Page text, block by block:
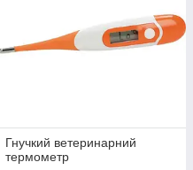
Гнучкий ветеринарний
термометр